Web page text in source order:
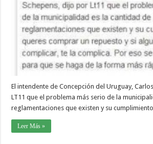
El intendente de Concepción del Uruguay,
LT11 que el problema más serio de la
reglamentaciones que existen y su
Leer Más »